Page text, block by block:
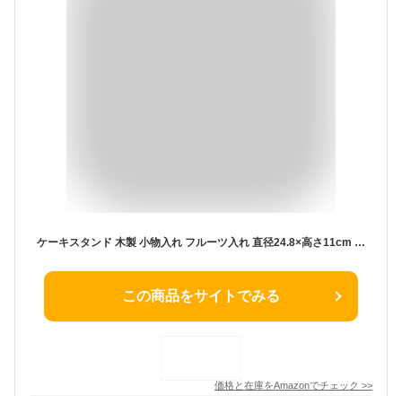
ケーキスタンド 木製 小物入れ フルーツ入れ 直径24.8×高さ11cm ケーキドーム ケーキプレート フルーツプレート デザート スナック 果物収納 (ケーキスタンド 木製)
この商品をサイトでみる
価格と在庫をAmazonでチェック >>